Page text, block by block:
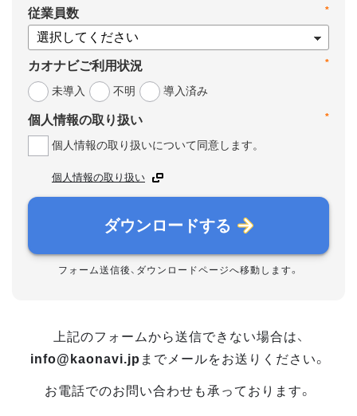
*
従業員数
*
カオナビご利用状況
未導入
不明 導入済み
*
個人情報の取り扱い
個人情報の取り扱いについて同意します。
個人情報の取り扱い
ダウンロードする
フォーム送信後、ダウンロードページへ移動します。
上記のフォームから送信できない場合は、
info@kaonavi.jp までメールをお送りください。
お電話でのお問い合わせも承っております。